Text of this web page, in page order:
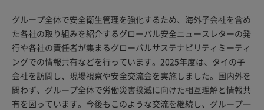
グループ全体で安全衛生管理を強化するため、海外子会社を含め
た各社の取り組みを紹介するグローバル安全ニュースレターの発
行や各社の責任者が集まるグローバルサステナビリティミーティ
ングでの情報共有などを行っています。2025年度は、タイの子
会社を訪問し、現場視察や安全交流会を実施しました。国内外を
問わず、グループ全体で労働災害撲滅に向けた相互理解と情報共
有を図っています。今後もこのような交流を継続し、グループ一